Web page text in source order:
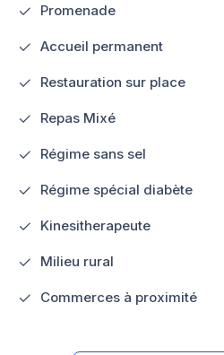
Promenade
Accueil permanent
Restauration sur place
Repas Mixé
Régime sans sel
Régime spécial diabète
Kinesitherapeute
Milieu rural
Commerces à proximité